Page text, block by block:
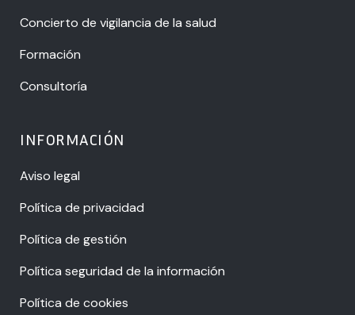
Concierto de vigilancia de la salud
Formación
Consultoría
INFORMACIÓN
Aviso legal
Política de privacidad
Política de gestión
Política seguridad de la información
Política de cookies